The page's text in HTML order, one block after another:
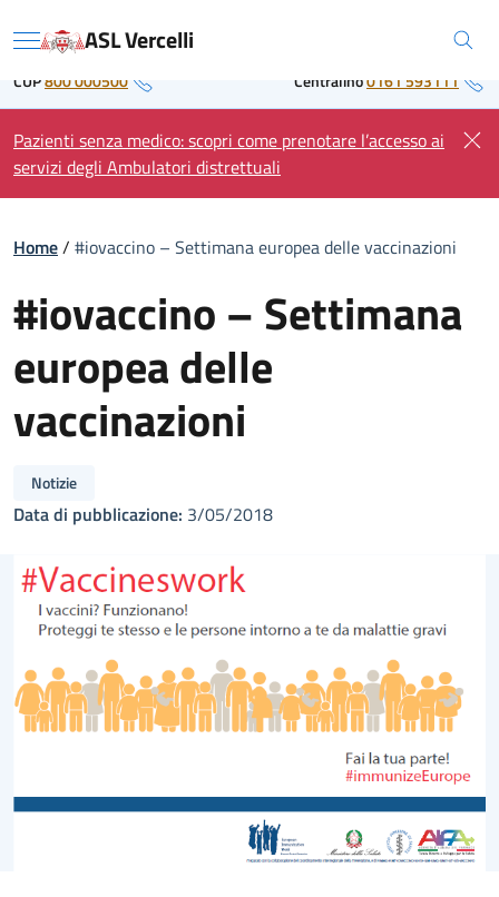
to Regione Piemonte
Menu ASL Vercelli
CUP800 000500 Centralino0161 593111
Pazienti senza medico: scopri come prenotare l’accesso ai
servizi degli Ambulatori distrettuali
Home/ #iovaccino – Settimana europea delle vaccinazioni
#iovaccino – Settimana
europea delle
vaccinazioni
Notizie
Data di pubblicazione: 3/05/2018